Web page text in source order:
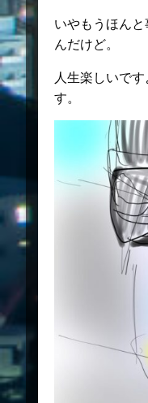
いやもうほん
んだけど。
人生楽しいで
す。